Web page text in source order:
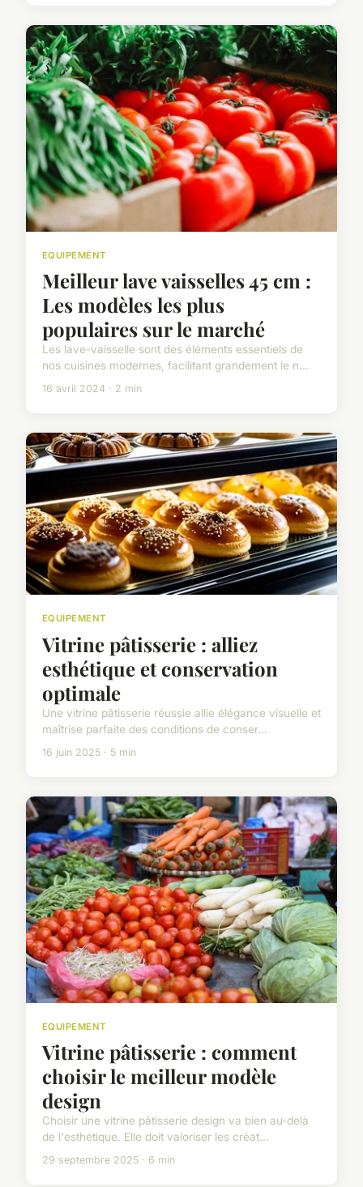
EQUIPEMENT
Meilleur lave vaisselles 45 cm :
Les modèles les plus
populaires sur le marché
Les lave-vaisselle sont des éléments essentiels de
nos cuisines modernes, facilitant grandement le n...
16 avril 2024 · 2 min
EQUIPEMENT
Vitrine pâtisserie : alliez
esthétique et conservation
optimale
Une vitrine pâtisserie réussie allie élégance visuelle et
maîtrise parfaite des conditions de conser...
16 juin 2025 · 5 min
EQUIPEMENT
Vitrine pâtisserie : comment
choisir le meilleur modèle
design
Choisir une vitrine pâtisserie design va bien au-delà
de l'esthétique. Elle doit valoriser les créat...
29 septembre 2025 · 6 min